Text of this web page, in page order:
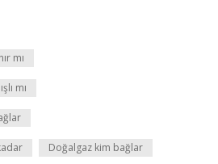
mı
mı
Doğalgaz kim bağlar